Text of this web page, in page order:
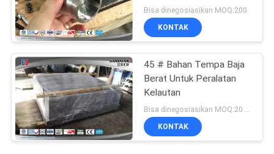
Alloy Steel Forgings
Bisa dinegosiasikan MOQ:200
KONTAK
45 # Bahan Tempa Baja
Berat Untuk Peralatan
Kelautan
Bisa dinegosiasikan MOQ:20 pcs
KONTAK